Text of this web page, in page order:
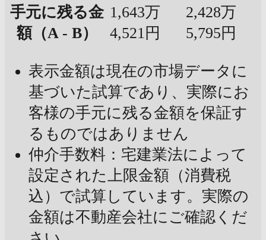
手元に残る金
額（A - B）
1,643万
4,521円
2,428万
5,795円
表示金額は現在の市場データに
基づいた試算であり、実際にお
客様の手元に残る金額を保証す
るものではありません
仲介手数料：宅建業法によって
設定された上限金額（消費税
込）で試算しています。実際の
金額は不動産会社にご確認くだ